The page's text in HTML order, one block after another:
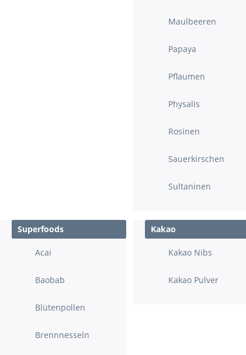
Maulbeeren
Papaya
Pflaumen
Physalis
Rosinen
Sauerkirschen
Sultaninen
Superfoods
Acai
Baobab
Blütenpollen
Brennnesseln
Kakao
Kakao Nibs
Kakao Pulver